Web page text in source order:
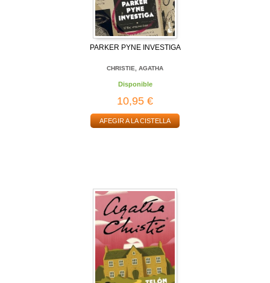
PARKER PYNE INVESTIGA
CHRISTIE, AGATHA
Disponible
10,95 €
AFEGIR A LA CISTELLA